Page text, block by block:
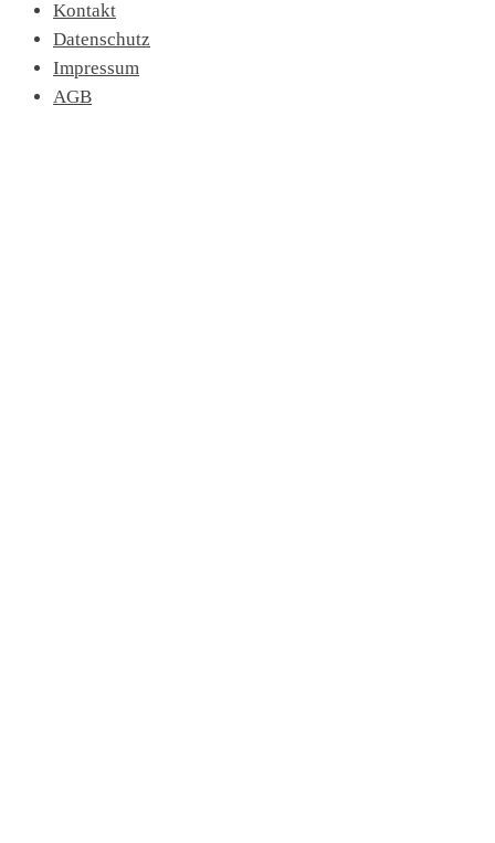
Kontakt
Datenschutz
Impressum
AGB